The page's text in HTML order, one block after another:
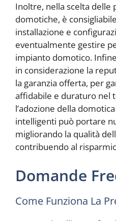
Inoltre, nella scelta delle
domotiche, è
installazione e
eventualmente gestire
impianto domotico.
in considerazione la
la garanzia offerta, per
affidabile e duraturo nel
l’adozione della
intelligenti può portare
migliorando la qualità
contribuendo al
Domande
Come Funziona La